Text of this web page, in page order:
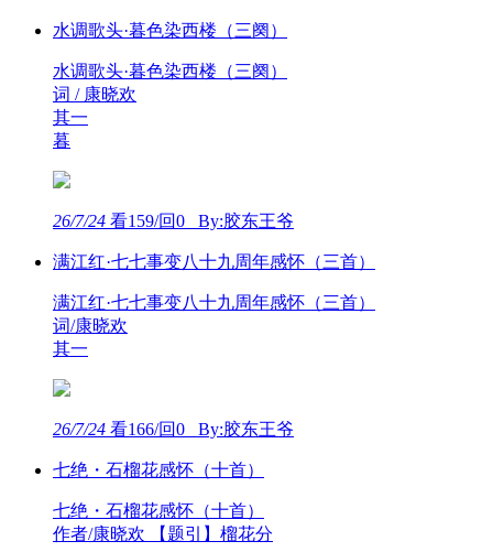
水调歌头·暮色染西楼（三阕）
水调歌头·暮色染西楼（三阕）
词 / 康晓欢
其一
暮
26/7/24 看159/回0 By:胶东王爷
满江红·七七事变八十九周年感怀（三首）
满江红·七七事变八十九周年感怀（三首）
词/康晓欢
其一
26/7/24 看166/回0 By:胶东王爷
七绝・石榴花感怀（十首）
七绝・石榴花感怀（十首）
作者/康晓欢 【题引】榴花分